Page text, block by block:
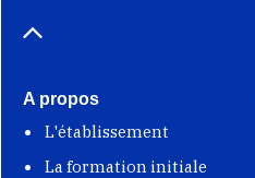
A propos
L'établissement
La formation initiale